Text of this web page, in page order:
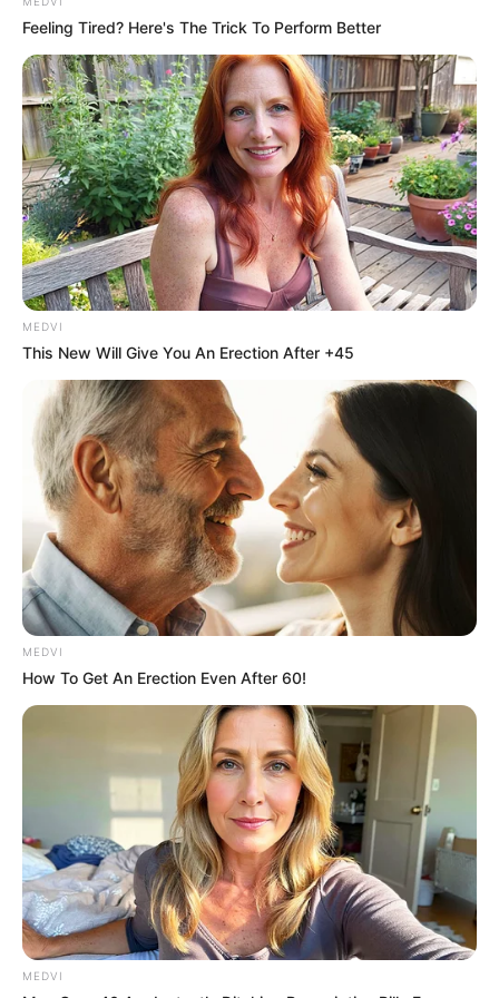
News
ΤΑ ΠΙΟ ΔΗΜΟΦΙΛΗ
Feeling Tired? Here's The Trick To Perform Better
MEDVI
This New Will Give You An Erection After +45
MEDVI
How To Get An Erection Even After 60!
MEDVI